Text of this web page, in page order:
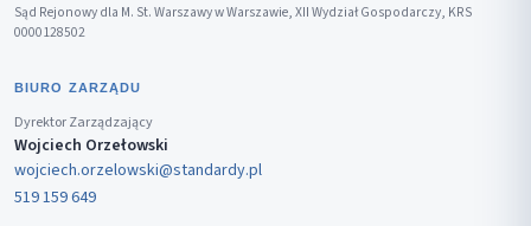
Sąd Rejonowy dla M. St. Warszawy w Warszawie, XII Wydział Gospodarczy, KRS
0000128502
BIURO ZARZĄDU
Dyrektor Zarządzający
Wojciech Orzełowski
wojciech.orzelowski@standardy.pl
519 159 649